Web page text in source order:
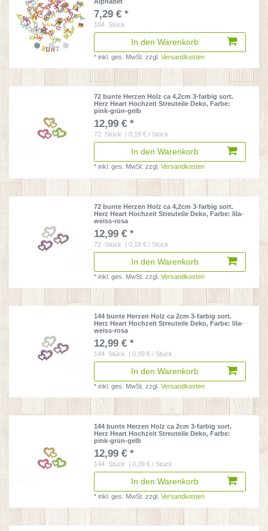
7,29 € *
104 Stück
In den Warenkorb
*inkl. ges. MwSt. zzgl.Versandkosten
72 bunte Herzen Holz ca 4,2cm 3-farbig sort.
Herz Heart Hochzeit Streuteile Deko, Farbe:
pink-grün-gelb
12,99 € *
72 Stück | 0,18 € / Stück
In den Warenkorb
*inkl. ges. MwSt. zzgl.Versandkosten
72 bunte Herzen Holz ca 4,2cm 3-farbig sort.
Herz Heart Hochzeit Streuteile Deko, Farbe: lila-
weiss-rosa
12,99 € *
72 Stück | 0,18 € / Stück
In den Warenkorb
*inkl. ges. MwSt. zzgl.Versandkosten
144 bunte Herzen Holz ca 2cm 3-farbig sort.
Herz Heart Hochzeit Streuteile Deko, Farbe: lila-
weiss-rosa
12,99 € *
144 Stück | 0,09 € / Stück
In den Warenkorb
*inkl. ges. MwSt. zzgl.Versandkosten
144 bunte Herzen Holz ca 2cm 3-farbig sort.
Herz Heart Hochzeit Streuteile Deko, Farbe:
pink-grün-gelb
12,99 € *
144 Stück | 0,09 € / Stück
In den Warenkorb
*inkl. ges. MwSt. zzgl.Versandkosten